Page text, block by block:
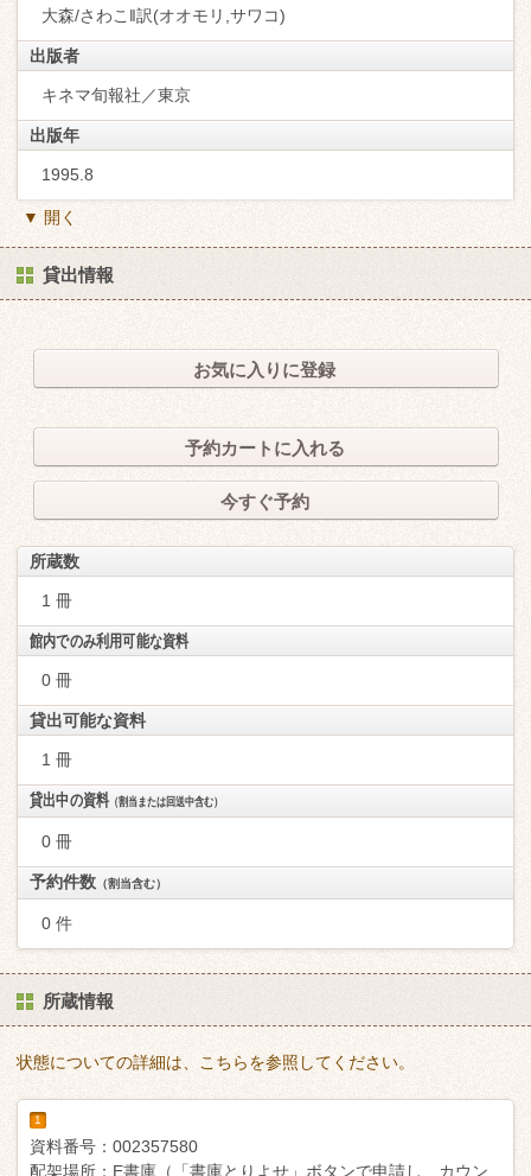
大森/さわこ‖訳(オオモリ,サワコ)
出版者
キネマ旬報社／東京
出版年
1995.8
▼ 開く
貸出情報
お気に入りに登録
予約カートに入れる
今すぐ予約
所蔵数
1 冊
館内でのみ利用可能な資料
0 冊
貸出可能な資料
1 冊
貸出中の資料（割当または回送中含む）
0 冊
予約件数 （割当含む）
0 件
所蔵情報
状態についての詳細は、こちらを参照してください。
1
資料番号： 002357580
配架場所： E書庫（「書庫とりよせ」ボタンで申請し、カウン